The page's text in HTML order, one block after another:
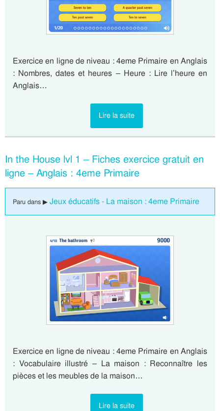
Exercice en ligne de niveau : 4eme Primaire en Anglais
: Nombres, dates et heures – Heure : Lire l’heure en
Anglais…
Lire la suite
In the House lvl 1 – Fiches exercice gratuit en
ligne – Anglais : 4eme Primaire
Paru dans ▶ Jeux éducatifs - La maison : 4eme Primaire
Exercice en ligne de niveau : 4eme Primaire en Anglais
: Vocabulaire illustré – La maison : Reconnaître les
pièces et les meubles de la maison…
Lire la suite